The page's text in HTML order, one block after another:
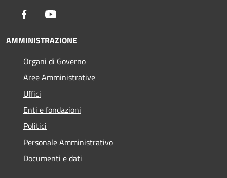
Facebook
AMMINISTRAZIONE
Organi di Governo
Aree Amministrative
Uffici
Enti e fondazioni
Politici
Personale Amministrativo
Documenti e dati